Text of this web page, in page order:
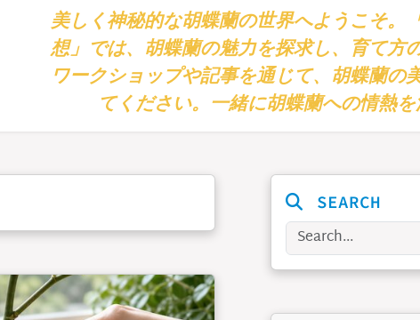
美しく神秘的な胡蝶蘭の世界へようこそ。
想」では、胡蝶蘭の魅力を探求し、育て方
ワークショップや記事を通じて、胡蝶蘭の
てください。一緒に胡蝶蘭への情熱を
SEARCH
Search